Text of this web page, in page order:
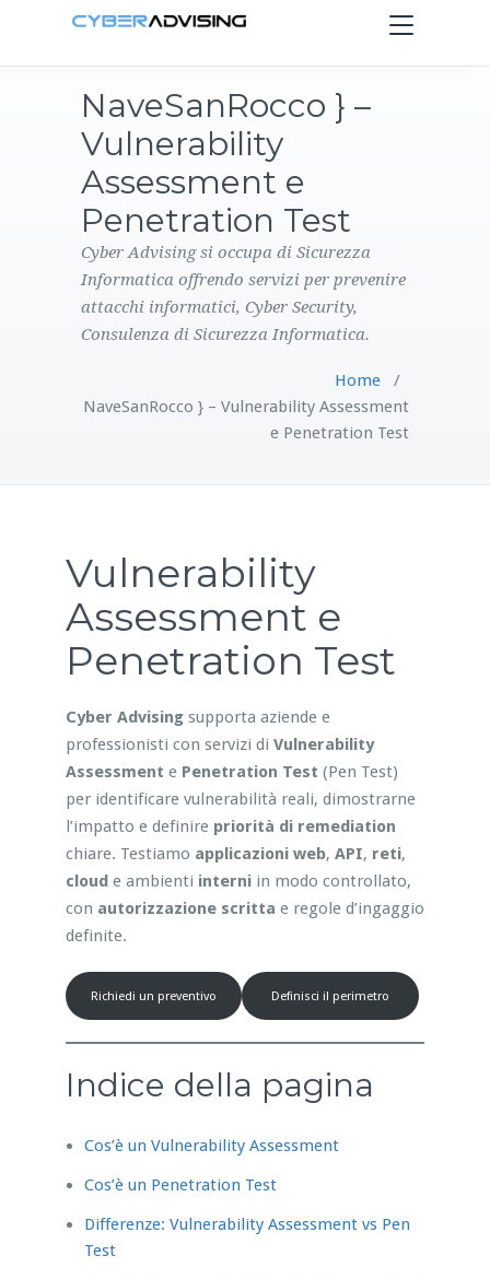
Toggle
navigation
PRODOTTI
CONTATTI
NaveSanRocco } –
Vulnerability
Assessment e
Penetration Test
Cyber Advising si occupa di Sicurezza
Informatica offrendo servizi per prevenire
attacchi informatici, Cyber Security,
Consulenza di Sicurezza Informatica.
Home/
NaveSanRocco } – Vulnerability Assessment
e Penetration Test
Vulnerability
Assessment e
Penetration Test
Cyber Advisingsupporta aziende e
professionisti con servizi di Vulnerability
Assessment e Penetration Test (Pen Test)
per identificare vulnerabilità reali, dimostrarne
l’impatto e definire priorità di remediation
chiare. Testiamo applicazioni web, API, reti,
cloude ambienti interniin modo controllato,
con autorizzazione scritta e regole d’ingaggio
definite.
Richiedi un preventivo Definisci il perimetro
Indice della pagina
Cos’è un Vulnerability Assessment
Cos’è un Penetration Test
Differenze: Vulnerability Assessment vs Pen
Test